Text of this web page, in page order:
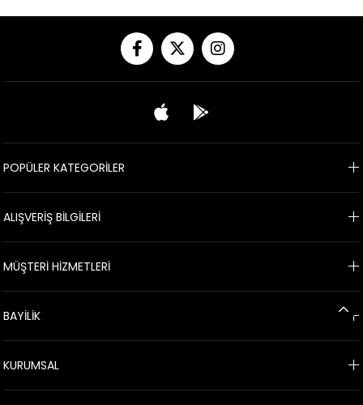
POPÜLER KATEGORİLER
ALIŞVERİŞ BİLGİLERİ
MÜŞTERİ HİZMETLERİ
BAYİLİK
KURUMSAL